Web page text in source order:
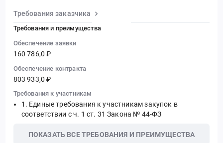
Требования заказчика
Требования и преимущества
Обеспечение заявки
160 786,0 ₽
Обеспечение контракта
803 933,0 ₽
Требования к участникам
Единые требования к участникам закупок в
соответствии с ч. 1 ст. 31 Закона № 44-ФЗ
ПОКАЗАТЬ ВСЕ ТРЕБОВАНИЯ И ПРЕИМУЩЕСТВА